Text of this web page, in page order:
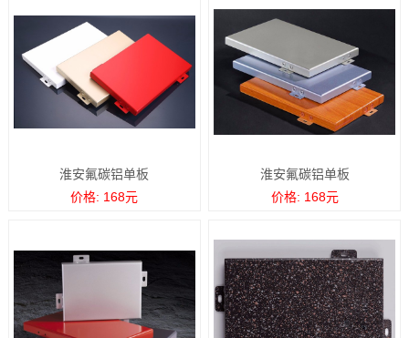
淮安氟碳铝单板
价格: 168元
淮安氟碳铝单板
价格: 168元